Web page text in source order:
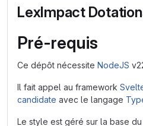
LexImpact
Pré-requis
Ce dépôt nécessite NodeJS
Il fait appel au framework
candidate avec le langage
Le style est géré sur la base